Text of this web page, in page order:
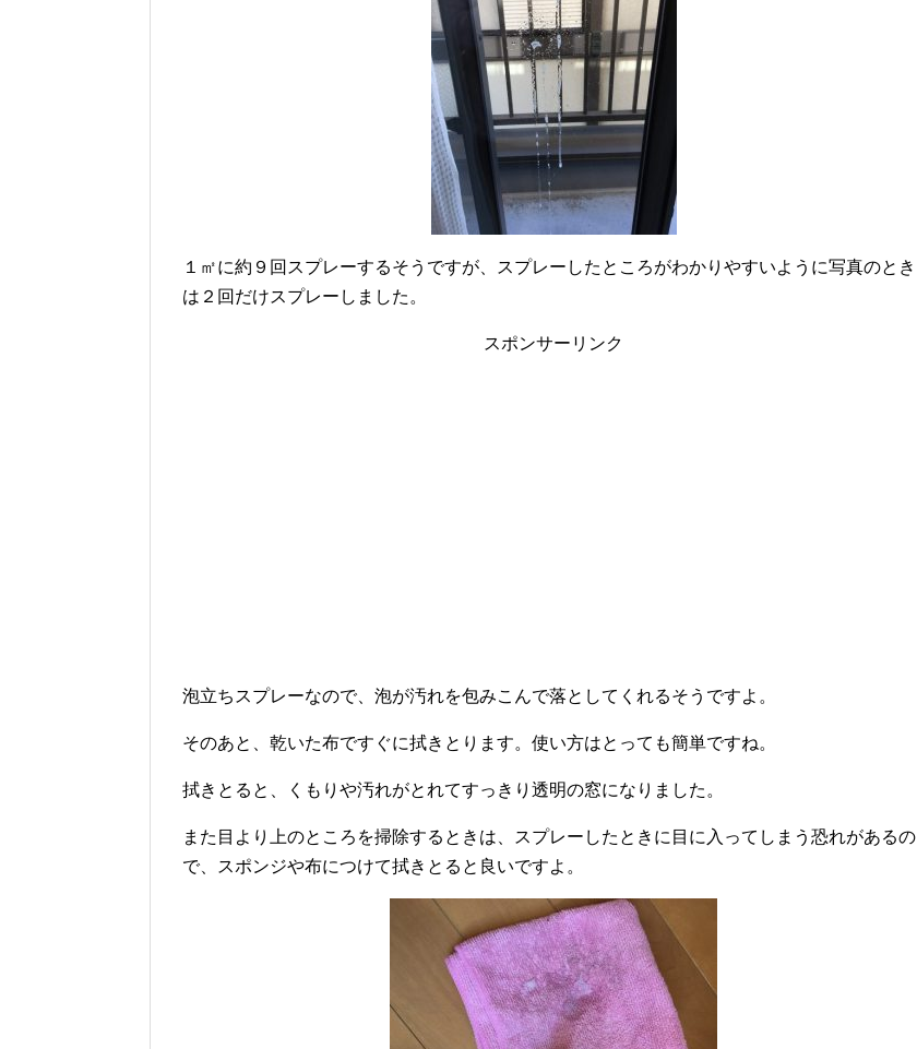
１㎡に約９回スプレーするそうですが、スプレーしたところがわかりやすいように写真のとき
は２回だけスプレーしました。
スポンサーリンク
泡立ちスプレーなので、泡が汚れを包みこんで落としてくれるそうですよ。
そのあと、乾いた布ですぐに拭きとります。使い方はとっても簡単ですね。
拭きとると、くもりや汚れがとれてすっきり透明の窓になりました。
また目より上のところを掃除するときは、スプレーしたときに目に入ってしまう恐れがあるの
で、スポンジや布につけて拭きとると良いですよ。